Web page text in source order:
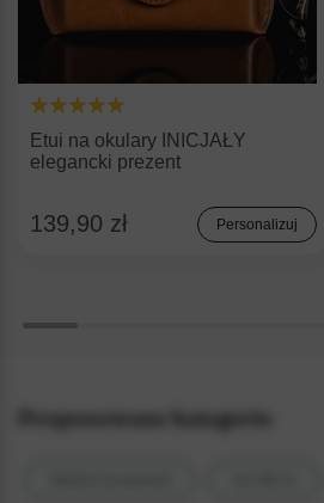
Etui na okulary INICJAŁY
elegancki prezent
139,90 zł Personalizuj
Proponowane kategorie